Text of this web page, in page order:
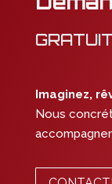
GRATUIT
Imaginez,
Nous